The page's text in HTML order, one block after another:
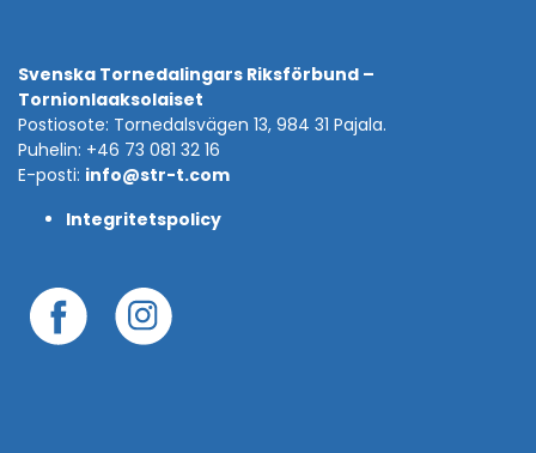
Svenska Tornedalingars Riksförbund –
Tornionlaaksolaiset
Postiosote: Tornedalsvägen 13, 984 31 Pajala.
Puhelin: +46 73 081 32 16
E-posti: info@str-t.com
Integritetspolicy